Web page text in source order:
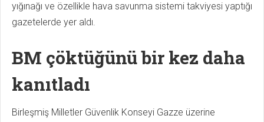
yığınağı ve özellikle hava savunma sistemi takviyesi yaptığı
gazetelerde yer aldı.
BM çöktüğünü bir kez daha
kanıtladı
Birleşmiş Milletler Güvenlik Konseyi Gazze üzerine